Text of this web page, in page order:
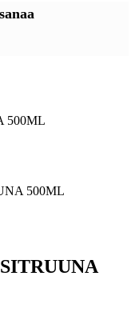
500ML